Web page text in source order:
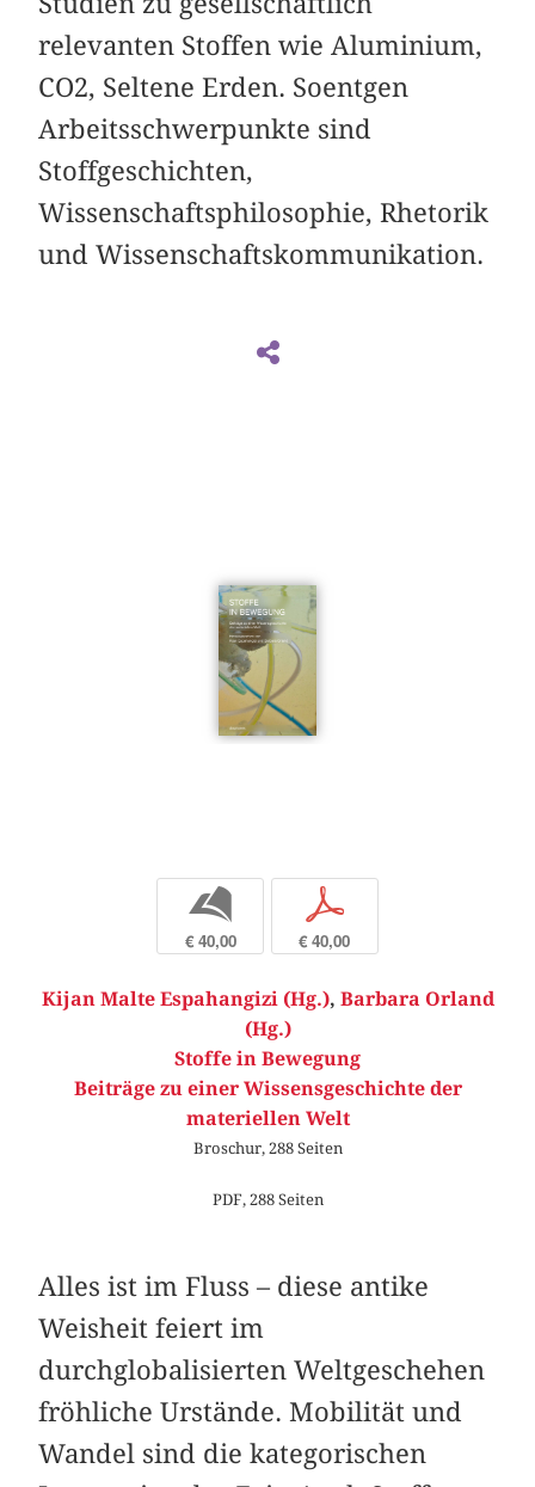
relevanten Stoffen wie Aluminium,
CO2, Seltene Erden. Soentgen
Arbeitsschwerpunkte sind
Stoffgeschichten,
Wissenschaftsphilosophie, Rhetorik
und Wissenschaftskommunikation.
b
€ 40,00
p
€ 40,00
Kijan Malte Espahangizi (Hg.), Barbara Orland
(Hg.)
Stoffe in Bewegung
Beiträge zu einer Wissensgeschichte der
materiellen Welt
Broschur, 288 Seiten
PDF, 288 Seiten
Alles ist im Fluss – diese antike
Weisheit feiert im
durchglobalisierten Weltgeschehen
fröhliche Urstände. Mobilität und
Wandel sind die kategorischen